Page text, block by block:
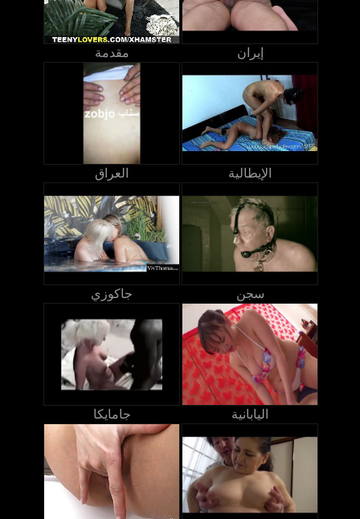
مقدمة إيران
العراق الإيطالية
جاكوزي سجن
جامايكا اليابانية